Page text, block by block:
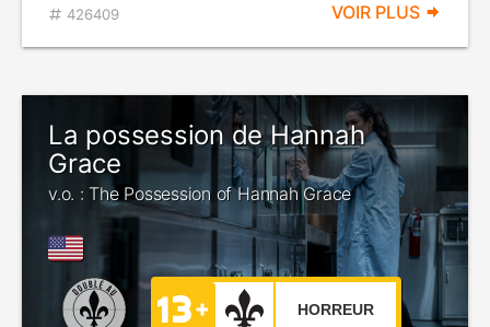
426409 VOIR PLUS
La possession de Hannah
Grace
v.o. : The Possession of Hannah Grace
HORREUR